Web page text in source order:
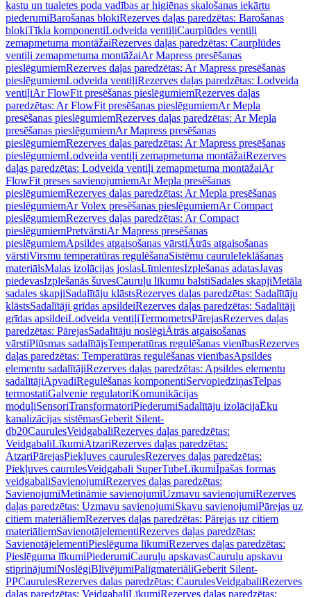
kastu un tualetes poda vadības ar higiēnas skalošanas iekārtu
piederumiBarošanas blokiRezerves daļas paredzētas: Barošanas
blokiTīkla komponentiLodveida ventiļiCaurplūdes ventiļi
zemapmetuma montāžaiRezerves daļas paredzētas: Caurplūdes
ventiļi zemapmetuma montāžaiAr Mapress presēšanas
pieslēgumiemRezerves daļas paredzētas: Ar Mapress presēšanas
pieslēgumiemLodveida ventiļiRezerves daļas paredzētas: Lodveida
ventiļiAr FlowFit presēšanas pieslēgumiemRezerves daļas
paredzētas: Ar FlowFit presēšanas pieslēgumiemAr Mepla
presēšanas pieslēgumiemRezerves daļas paredzētas: Ar Mepla
presēšanas pieslēgumiemAr Mapress presēšanas
pieslēgumiemRezerves daļas paredzētas: Ar Mapress presēšanas
pieslēgumiemLodveida ventiļi zemapmetuma montāžaiRezerves
daļas paredzētas: Lodveida ventiļi zemapmetuma montāžaiAr
FlowFit preses savienojumiemAr Mepla presēšanas
pieslēgumiemRezerves daļas paredzētas: Ar Mepla presēšanas
pieslēgumiemAr Volex presēšanas pieslēgumiemAr Compact
pieslēgumiemRezerves daļas paredzētas: Ar Compact
pieslēgumiemPretvārstiAr Mapress presēšanas
pieslēgumiemApsildes atgaisošanas vārstiĀtrās atgaisošanas
vārstiVirsmu temperatūras regulēšanaSistēmu cauruleIeklāšanas
materiālsMalas izolācijas joslasLīmlentesIzplešanas adatasJavas
piedevasIzplešanās šuvesCauruļu līkumu balstiSadales skapjiMetāla
sadales skapjiSadalītāju klāstsRezerves daļas paredzētas: Sadalītāju
klāstsSadalītāji grīdas apsildeiRezerves daļas paredzētas: Sadalītāji
grīdas apsildeiLodveida ventiļiTermometrsPārejasRezerves daļas
paredzētas: PārejasSadalītāju noslēgiĀtrās atgaisošanas
vārstiPlūsmas sadalītājsTemperatūras regulēšanas vienībasRezerves
daļas paredzētas: Temperatūras regulēšanas vienībasApsildes
elementu sadalītājiRezerves daļas paredzētas: Apsildes elementu
sadalītājiApvadiRegulēšanas komponentiServopiedziņasTelpas
termostatiGalvenie regulatoriKomunikācijas
moduļiSensoriTransformatoriPiederumiSadalītāju izolācijaĒku
kanalizācijas sistēmasGeberit Silent-
db20CaurulesVeidgabaliRezerves daļas paredzētas:
VeidgabaliLīkumiAtzariRezerves daļas paredzētas:
AtzariPārejasPiekļuves caurulesRezerves daļas paredzētas:
Piekļuves caurulesVeidgabali SuperTubeLīkumiĪpašas formas
veidgabaliSavienojumiRezerves daļas paredzētas:
SavienojumiMetināmie savienojumiUzmavu savienojumiRezerves
daļas paredzētas: Uzmavu savienojumiSkavu savienojumiPārejas uz
citiem materiāliemRezerves daļas paredzētas: Pārejas uz citiem
materiāliemSavienotājelementiRezerves daļas paredzētas:
SavienotājelementiPieslēguma līkumiRezerves daļas paredzētas:
Pieslēguma līkumiPiederumiCauruļu apskavasCauruļu apskavu
stiprinājumiNoslēgiBlīvējumiPalīgmateriāliGeberit Silent-
PPCaurulesRezerves daļas paredzētas: CaurulesVeidgabaliRezerves
daļas paredzētas: VeidgabaliLīkumiRezerves daļas paredzētas: